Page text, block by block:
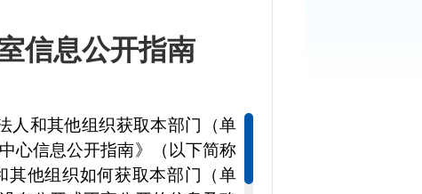
信息公开指南
人和其他组织获取本部门（单
心信息公开指南》（以下简称
其他组织如何获取本部门（单